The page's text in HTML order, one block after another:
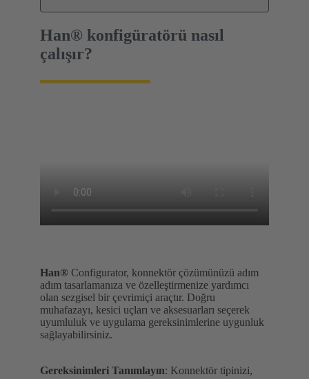
Han® konfigüratörü nasıl
çalışır?
Han® Configurator, konnektör çözümünüzü adım
adım tasarlamanıza ve özelleştirmenize yardımcı
olan sezgisel bir çevrimiçi araçtır. Doğru
muhafazayı, kesici uçları ve aksesuarları seçerek
uyumluluk ve uygulama gereksinimlerine uygunluk
sağlayabilirsiniz.
Gereksinimleri Tanımlayın: Konnektör tipinizi,